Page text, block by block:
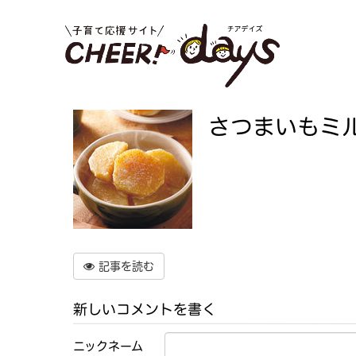
さつまいもミ
記事を読む
新しいコメントを書く
ニックネーム